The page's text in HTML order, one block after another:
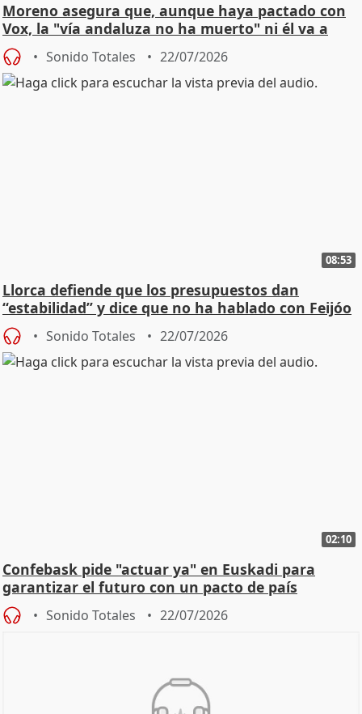
Moreno asegura que, aunque haya pactado con
Vox, la "vía andaluza no ha muerto" ni él va a
"cambiar"
Sonido Totales 22/07/2026
08:53
Llorca defiende que los presupuestos dan
“estabilidad” y dice que no ha hablado con Feijóo
Sonido Totales 22/07/2026
02:10
Confebask pide "actuar ya" en Euskadi para
garantizar el futuro con un pacto de país
Sonido Totales 22/07/2026